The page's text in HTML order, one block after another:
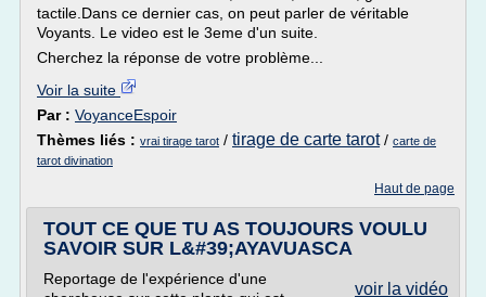
tactile.Dans ce dernier cas, on peut parler de véritable
Voyants. Le video est le 3eme d'un suite.
Cherchez la réponse de votre problème...
Voir la suite
Par : VoyanceEspoir
Thèmes liés : vrai tirage tarot / tirage de carte tarot/ carte de
tarot divination
Haut de page
TOUT CE QUE TU AS TOUJOURS VOULU
SAVOIR SUR L&#39;AYAVUASCA
voir la vidéo
Reportage de l'expérience d'une